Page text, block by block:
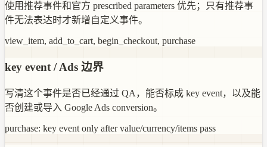
使用推荐事件和官方 prescribed parameters 优先；只有推荐事
件无法表达时才新增自定义事件。
view_item, add_to_cart, begin_checkout, purchase
key event / Ads 边界
写清这个事件是否已经通过 QA，能否标成 key event，以及能
否创建或导入 Google Ads conversion。
purchase: key event only after value/currency/items pass